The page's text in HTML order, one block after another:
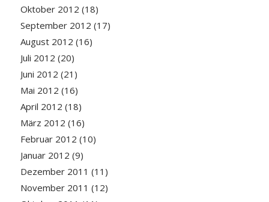
Oktober 2012 (18)
September 2012 (17)
August 2012 (16)
Juli 2012 (20)
Juni 2012 (21)
Mai 2012 (16)
April 2012 (18)
März 2012 (16)
Februar 2012 (10)
Januar 2012 (9)
Dezember 2011 (11)
November 2011 (12)